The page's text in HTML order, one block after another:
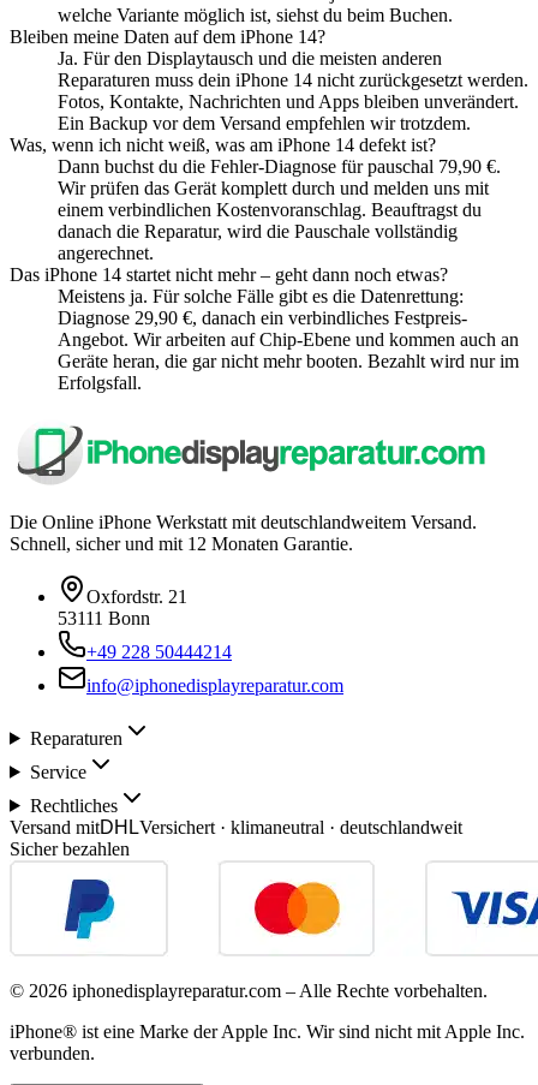
welche Variante möglich ist, siehst du beim Buchen.
Bleiben meine Daten auf dem iPhone 14?
Ja. Für den Displaytausch und die meisten anderen
Reparaturen muss dein iPhone 14 nicht zurückgesetzt werden.
Fotos, Kontakte, Nachrichten und Apps bleiben unverändert.
Ein Backup vor dem Versand empfehlen wir trotzdem.
Was, wenn ich nicht weiß, was am iPhone 14 defekt ist?
Dann buchst du die Fehler-Diagnose für pauschal 79,90 €.
Wir prüfen das Gerät komplett durch und melden uns mit
einem verbindlichen Kostenvoranschlag. Beauftragst du
danach die Reparatur, wird die Pauschale vollständig
angerechnet.
Das iPhone 14 startet nicht mehr – geht dann noch etwas?
Meistens ja. Für solche Fälle gibt es die Datenrettung:
Diagnose 29,90 €, danach ein verbindliches Festpreis-
Angebot. Wir arbeiten auf Chip-Ebene und kommen auch an
Geräte heran, die gar nicht mehr booten. Bezahlt wird nur im
Erfolgsfall.
Die Online iPhone Werkstatt mit deutschlandweitem Versand.
Schnell, sicher und mit 12 Monaten Garantie.
Oxfordstr. 21
53111 Bonn
+49 228 50444214
info@iphonedisplayreparatur.com
Reparaturen
Service
Rechtliches
Versand mitDHLVersichert · klimaneutral · deutschlandweit
Sicher bezahlen
© 2026 iphonedisplayreparatur.com – Alle Rechte vorbehalten.
iPhone® ist eine Marke der Apple Inc. Wir sind nicht mit Apple Inc.
verbunden.